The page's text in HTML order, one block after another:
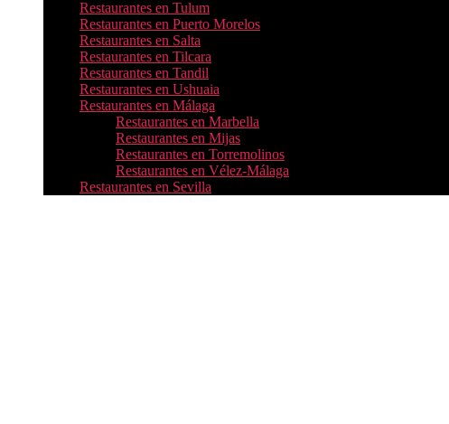
Restaurantes en Tulum
Restaurantes en Puerto Morelos
Restaurantes en Salta
Restaurantes en Tilcara
Restaurantes en Tandil
Restaurantes en Ushuaia
Restaurantes en Málaga
Restaurantes en Marbella
Restaurantes en Mijas
Restaurantes en Torremolinos
Restaurantes en Vélez-Málaga
Restaurantes en Sevilla